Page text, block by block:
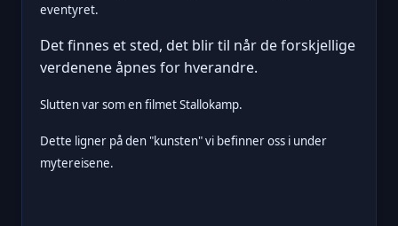
eventyret.
Det finnes et sted, det blir til når de forskjellige
verdenene åpnes for hverandre.
Slutten var som en filmet Stallokamp.
Dette ligner på den "kunsten" vi befinner oss i under
mytereisene.